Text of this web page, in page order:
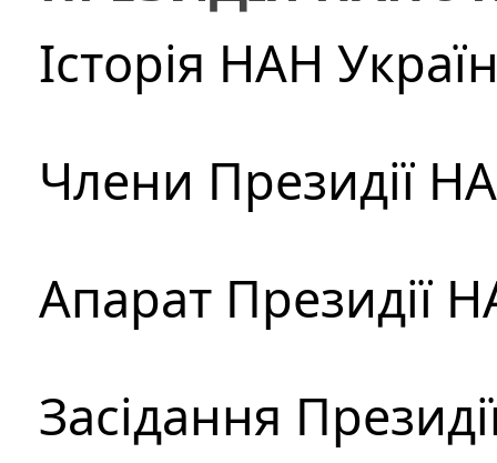
Історія НАН
Члени Президії
Апарат Президії
Засідання